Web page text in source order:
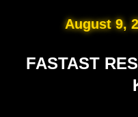
August 9,
FASTAST